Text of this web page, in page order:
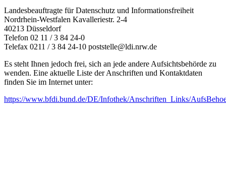
Landesbeauftragte für Datenschutz und Informationsfreiheit
Nordrhein-Westfalen Kavalleriestr. 2-4
40213 Düsseldorf
Telefon 02 11 / 3 84 24-0
Telefax 0211 / 3 84 24-10 poststelle@ldi.nrw.de
Es steht Ihnen jedoch frei, sich an jede andere Aufsichtsbehörde zu
wenden. Eine aktuelle Liste der Anschriften und Kontaktdaten
finden Sie im Internet unter:
https://www.bfdi.bund.de/DE/Infothek/Anschriften_Links/